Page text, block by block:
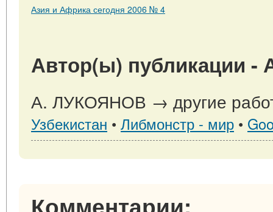
Азия и Африка сегодня 2006 № 4
Автор(ы) публикации
А. ЛУКОЯНОВ → другие
Узбекистан • Либмонстр - мир •